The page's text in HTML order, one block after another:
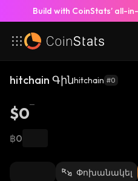
Build with CoinStats’ all-
hitchain Գինhitchain #0
$0
฿0
Փոխանակել